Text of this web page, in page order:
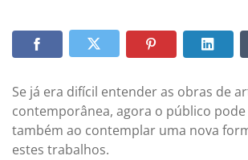
Se já era difícil entender as obras de
contemporânea, agora o público pode
também ao contemplar uma nova
estes trabalhos.